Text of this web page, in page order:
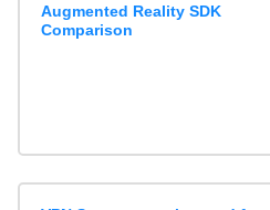
Augmented Reality SDK
Comparison